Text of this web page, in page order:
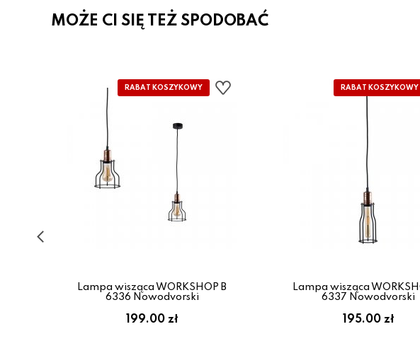
MOŻE CI SIĘ TEŻ SPODOBAĆ
Lampa wisząca WORKSHOP B
6336 Nowodvorski
199.00 zł
Lampa wisząca
6337 Nowodvorski
195.00 zł